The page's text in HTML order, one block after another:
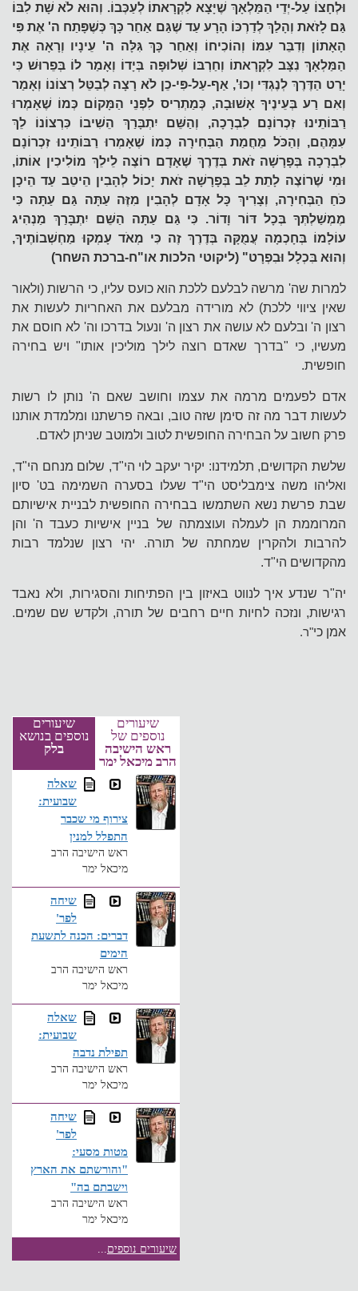
וּלְחָצוֹ עַל-יְדֵי הַמַּלְאָךְ שֶׁיָּצָא לִקְרָאתוֹ לְעַכְּבוֹ. וְהוּא לֹא שָׁת לִבּוֹ
גַּם לָזֹאת וְהָלַךְ לְדַרְכּוֹ הָרָע עַד שֶׁגַּם אַחַר כָּךְ כְּשֶׁפָּתַח ה' אֶת פִּי
הָאָתוֹן וְדִבֵּר עִמּוֹ וְהוֹכִיחוֹ וְאַחַר כָּךְ גִּלָּה ה' עֵינָיו וְרָאָה אֶת
הַמַּלְאָךְ נִצָּב לִקְרָאתוֹ וְחַרְבּוֹ שְׁלוּפָה בְּיָדוֹ וְאָמַר לוֹ בְּפֵרוּשׁ כִּי
יָרַט הַדֶּרֶךְ לְנֶגְדִּי וְכוּ', אַף-עַל-פִּי-כֵן לֹא רָצָה לְבַטֵּל רְצוֹנוֹ וְאָמַר
וְאִם רַע בְּעֵינֶיךָ אָשׁוּבָה, כְּמַתְרִיס לִפְנֵי הַמָּקוֹם כְּמוֹ שֶׁאָמְרוּ
רַבּוֹתֵינוּ זִכְרוֹנָם לִבְרָכָה, וְהַשֵּׁם יִתְבָּרַךְ הֵשִׁיבוֹ כִּרְצוֹנוֹ לֵךְ
עִמָּהֶם, וְהַכֹּל מֵחֲמַת הַבְּחִירָה כְּמוֹ שֶׁאָמְרוּ רַבּוֹתֵינוּ זִכְרוֹנָם
לִבְרָכָה בְּפָרָשָׁה זֹאת בְּדֶרֶךְ שֶׁאָדָם רוֹצֶה לֵילֵךְ מוֹלִיכִין אוֹתוֹ,
וּמִי שֶׁרוֹצֶה לָתֵת לֵב בְּפָרָשָׁה זֹאת יָכוֹל לְהָבִין הֵיטֵב עַד הֵיכָן
כֹּחַ הַבְּחִירָה, וְצָרִיךְ כָּל אָדָם לְהָבִין מִזֶּה עַתָּה גַּם עַתָּה כִּי
מֶמְשַׁלְתְּךָ בְּכָל דּוֹר וָדוֹר. כִּי גַּם עַתָּה הַשֵּׁם יִתְבָּרַךְ מַנְהִיג
עוֹלָמוֹ בְּחָכְמָה עֲמֻקָּה בְּדֶרֶךְ זֶה כִּי מְאֹד עָמְקוּ מַחְשְׁבוֹתֶיךָ,
וְהוּא בִּכְלָל וּבִפְרָט" (ליקוטי הלכות או"ח-ברכת השחר)
למרות שה' מרשה לבלעם ללכת הוא כועס עליו, כי הרשות (ולאור
שאין ציווי ללכת) לא מורידה מבלעם את האחריות לעשות את
רצון ה' ובלעם לא עושה את רצון ה' ונעול בדרכו וה' לא חוסם את
מעשיו, כי "בדרך שאדם רוצה לילך מוליכין אותו" ויש בחירה
חופשית.
אדם לפעמים מרמה את עצמו וחושב שאם ה' נותן לו רשות
לעשות דבר מה זה סימן שזה טוב, ובאה פרשתנו ומלמדת אותנו
פרק חשוב על הבחירה החופשית לטוב ולמוטב שניתן לאדם.
שלשת הקדושים, תלמידנו: יקיר יעקב לוי הי"ד, שלום מנחם הי"ד,
ואליהו משה צימבליסט הי"ד שעלו בסערה השמימה בט' סיון
שבת פרשת נשא השתמשו בבחירה החופשית לבניית אישיותם
המרוממת הן לעמלה ועוצמתה של בניין אישיות כעבד ה' והן
להרבות ולהקרין שמחתה של תורה. יהי רצון שנלמד רבות
מהקדושים הי"ד.
יה"ר שנדע איך לנווט באיזון בין הפתיחות והסגירות, ולא נאבד
רגישות, ונזכה לחיות חיים רחבים של תורה, ולקדש שם שמים.
אמן כי"ר.
שיעורים
נוספים של
ראש הישיבה
הרב מיכאל ימר
שיעורים
נוספים בנושא
בלק
שאלה
שבועית:
צירוף מי שכבר
התפלל למנין
ראש הישיבה הרב
מיכאל ימר
שיחה
לפר'
דברים: הכנה לתשעת
הימים
ראש הישיבה הרב
מיכאל ימר
שאלה
שבועית:
תפילת נדבה
ראש הישיבה הרב
מיכאל ימר
שיחה
לפר'
מטות מסעי:
"והורשתם את הארץ
וישבתם בה"
ראש הישיבה הרב
מיכאל ימר
שיעורים נוספים...